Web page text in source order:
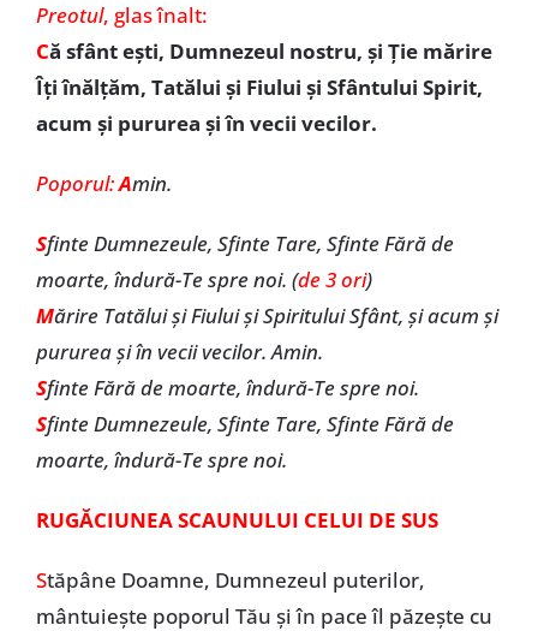
Preotul, glas înalt:
Că sfânt ești, Dumnezeul nostru, și Ție mărire
Îți înălțăm, Tatălui și Fiului și Sfântului Spirit,
acum și pururea și în vecii vecilor.
Poporul:Amin.
Sfinte Dumnezeule, Sfinte Tare, Sfinte Fără de
moarte, îndură-Te spre noi. (de 3 ori)
Mărire Tatălui și Fiului și Spiritului Sfânt, și acum și
pururea și în vecii vecilor. Amin.
Sfinte Fără de moarte, îndură-Te spre noi.
Sfinte Dumnezeule, Sfinte Tare, Sfinte Fără de
moarte, îndură-Te spre noi.
RUGĂCIUNEA SCAUNULUI CELUI DE SUS
Stăpâne Doamne, Dumnezeul puterilor,
mântuiește poporul Tău și în pace îl păzește cu